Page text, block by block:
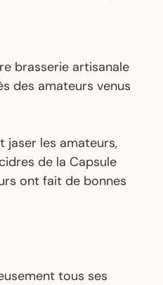
brasserie artisanale
des amateurs venus
jaser les amateurs,
de la Capsule
ont fait de bonnes
tous ses